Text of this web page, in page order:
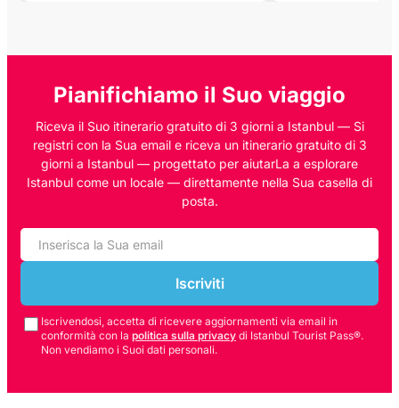
Pianifichiamo il Suo viaggio
Riceva il Suo itinerario gratuito di 3 giorni a Istanbul — Si
registri con la Sua email e riceva un itinerario gratuito di 3
giorni a Istanbul — progettato per aiutarLa a esplorare
Istanbul come un locale — direttamente nella Sua casella di
posta.
Iscriviti
Iscrivendosi, accetta di ricevere aggiornamenti via email in
conformità con la politica sulla privacy di Istanbul Tourist Pass®.
Non vendiamo i Suoi dati personali.